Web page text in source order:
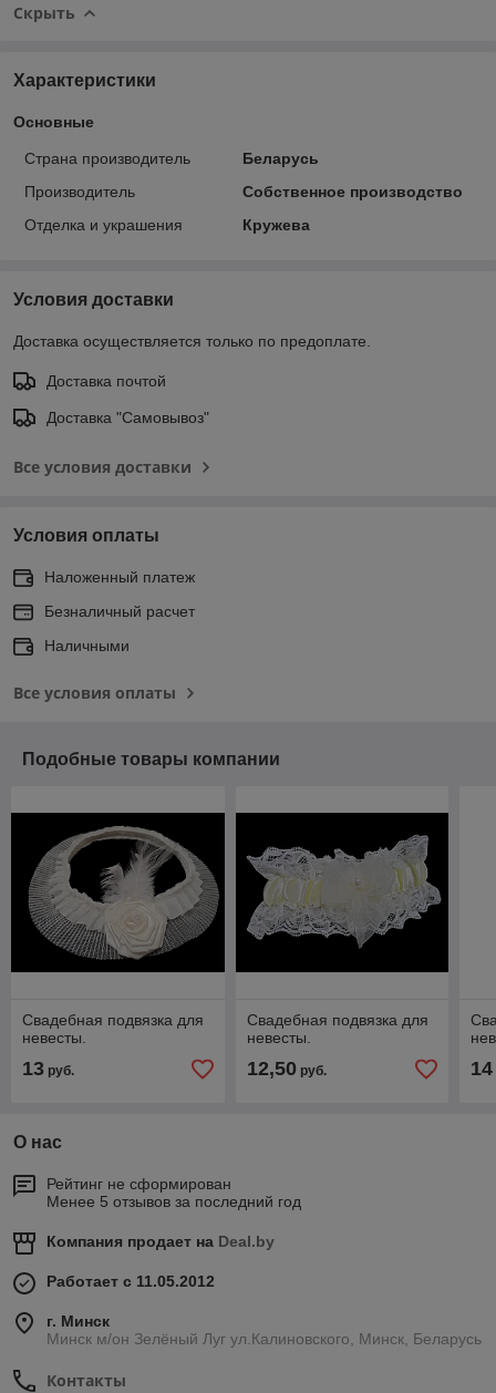
Скрыть
Характеристики
Основные
Страна производитель
Беларусь
Производитель
Собственное производство
Отделка и украшения
Кружева
Условия доставки
Доставка осуществляется только по предоплате.
Доставка почтой
Доставка "Самовывоз"
Все условия доставки
Условия оплаты
Наложенный платеж
Безналичный расчет
Наличными
Все условия оплаты
Подобные товары компании
Свадебная подвязка для
невесты.
13 руб.
Свадебная подвязка для
невесты.
12,50руб. 14
О нас
Рейтинг не сформирован
Менее 5 отзывов за последний год
Компания продает на Deal.by
Работает с 11.05.2012
г. Минск
Минск м/он Зелёный Луг ул.Калиновского, Минск, Беларусь
Контакты